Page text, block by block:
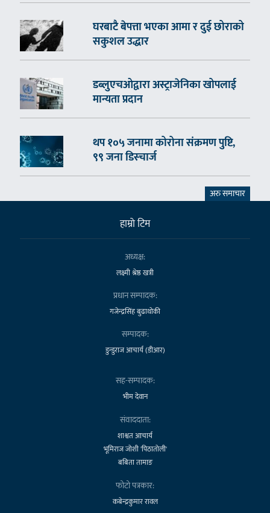
घरबाटै बेपत्ता भएका आमा र दुई छोराको
सकुशल उद्धार
डब्लुएचओद्वारा अस्ट्राजेनिका खोपलाई
मान्यता प्रदान
थप १०५ जनामा कोरोना संक्रमण पुष्टि,
९९ जना डिस्चार्ज
अरु समाचार
हाम्राे टिम
अध्यक्ष:
लक्ष्मी श्रेष्ठ खत्री
प्रधान सम्पादक:
गजेन्द्रसिंह बुढाथोकी
सम्पादक:
डुन्डुराज आचार्य (डीआर)
सह-सम्पादक:
भीम देवान
संवाददाता:
शाश्वत आचार्य
भूमिराज जोशी 'पिठातोली'
बबिता तामाङ
फोटो पत्रकार:
कबेन्द्रकुमार रावल